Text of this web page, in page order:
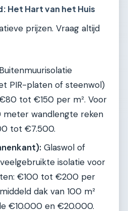
Het Hart van het Huis
prijzen. Vraag altijd
Buitenmuurisolatie
PIR-platen of steenwol)
tot €150 per m². Voor
meter wandlengte reken
tot €7.500.
Glaswol of
isolatie voor
€100 tot €200 per
dak van 100 m²
€10.000 en €20.000.